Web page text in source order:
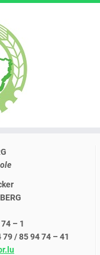
– 1
/ 85 94 74 – 41